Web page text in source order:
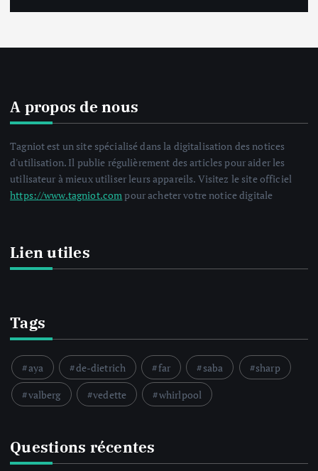
A propos de nous
Tagniot est un site spécialisé dans la digitalisation des notices
d'utilisation. Il publie régulièrement des articles pour aider les
utilisateur à mieux utiliser leurs appareils. Visitez le site officiel
https://www.tagniot.com pour acheter votre notice digitale
Lien utiles
Tags
aya de-dietrich far saba
sharp
valberg
vedette whirlpool
Questions récentes